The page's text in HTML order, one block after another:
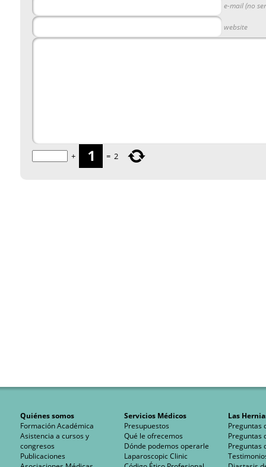
e-mail (no
website
+ = 2
Quiénes somos
Formación Académica
Asistencia a cursos y
congresos
Publicaciones
Servicios Médicos
Presupuestos
Qué le ofrecemos
Dónde podemos operarle
Laparoscopic Clinic
Las
Preguntas
Preguntas
Preguntas